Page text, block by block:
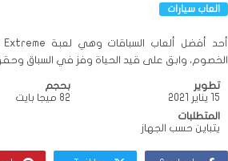
العاب سيارات
الخصوم، وابق على قيد الحياة وفز في السباق
تطوير
15 يناير 2021
بحجم
82 ميجا بايت
المتطلبات
يتباين حسب الجهاز